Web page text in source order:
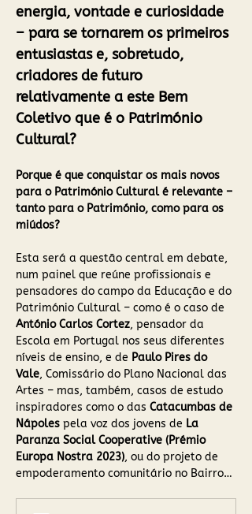
energia, vontade e curiosidade
– para se tornarem os primeiros
entusiastas e, sobretudo,
criadores de futuro
relativamente a este Bem
Coletivo que é o Património
Cultural?
Porque é que conquistar os mais novos
para o Património Cultural é relevante –
tanto para o Património, como para os
miúdos?
Esta será a questão central em debate,
num painel que reúne profissionais e
pensadores do campo da Educação e do
Património Cultural – como é o caso de
António Carlos Cortez, pensador da
Escola em Portugal nos seus diferentes
níveis de ensino, e de Paulo Pires do
Vale, Comissário do Plano Nacional das
Artes – mas, também, casos de estudo
inspiradores como o das Catacumbas de
Nápoles pela voz dos jovens de La
Paranza Social Cooperative (Prémio
Europa Nostra 2023), ou do projeto de
empoderamento comunitário no Bairro…